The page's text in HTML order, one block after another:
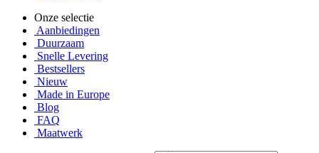
Onze selectie
Aanbiedingen
Duurzaam
Snelle Levering
Bestsellers
Nieuw
Made in Europe
Blog
FAQ
Maatwerk